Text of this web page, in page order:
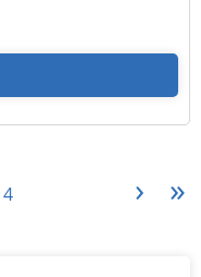
4 › »